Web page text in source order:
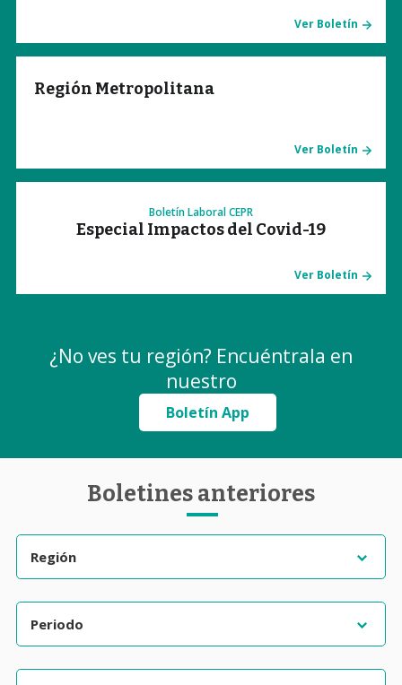
Ver Boletín
Región Metropolitana
Ver Boletín
Boletín Laboral CEPR
Especial Impactos del Covid-19
Ver Boletín
¿No ves tu región? Encuéntrala en
nuestro
Boletín App
Boletines anteriores